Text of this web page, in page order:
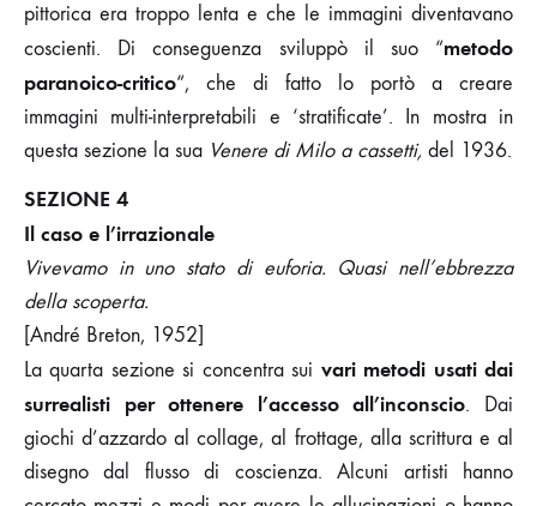
pittorica era troppo lenta e che le immagini diventavano
coscienti. Di conseguenza sviluppò il suo “metodo
paranoico-critico“, che di fatto lo portò a creare
immagini multi-interpretabili e ‘stratificate’. In mostra in
questa sezione la sua Venere di Milo a cassetti, del 1936.
SEZIONE 4
Il caso e l’irrazionale
Vivevamo in uno stato di euforia. Quasi nell’ebbrezza
della scoperta.
[André Breton, 1952]
La quarta sezione si concentra sui vari metodi usati dai
surrealisti per ottenere l’accesso all’inconscio. Dai
giochi d’azzardo al collage, al frottage, alla scrittura e al
disegno dal flusso di coscienza. Alcuni artisti hanno